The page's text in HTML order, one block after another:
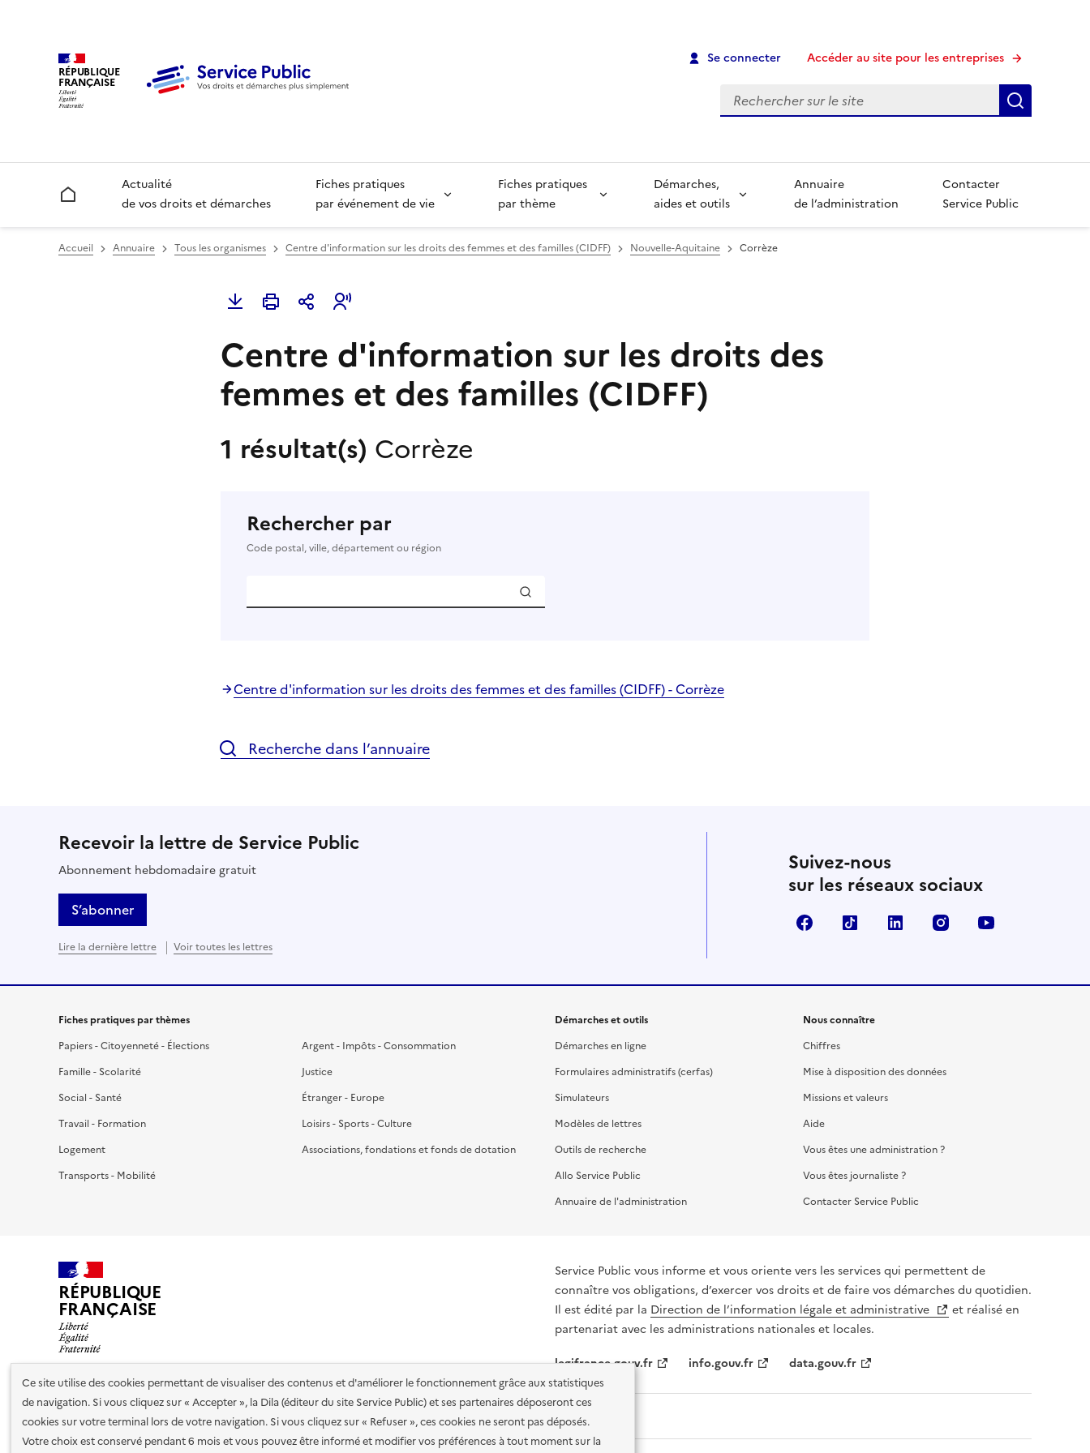
Ce site utilise des cookies permettant de visualiser des contenus et d'améliorer le fonctionnement grâce aux statistiques
de navigation. Si vous cliquez sur « Accepter », la Dila (éditeur du site Service Public) et ses partenaires déposeront ces
cookies sur votre terminal lors de votre navigation. Si vous cliquez sur « Refuser », ces cookies ne seront pas déposés.
Votre choix est conservé pendant 6 mois et vous pouvez être informé et modifier vos préférences à tout moment sur la
RÉPUBLIQUE
FRANÇAISE
Se connecter Accéder au site pour les entreprises
Recherche
Accueil
Actualité
de vos droits et démarches
Fiches pratiques
par événement de vie
Fiches pratiques
par thème
Démarches,
aides et outils
Annuaire
de l’administration
Contacter
Service Public
Accueil Annuaire Tous les organismes Centre d'information sur les droits des femmes et des familles (CIDFF) Nouvelle-Aquitaine Corrèze
Centre d'information sur les droits des
femmes et des familles (CIDFF)
1 résultat(s) Corrèze
Rechercher par
Code postal, ville, département ou région
Centre d'information sur les droits des femmes et des familles (CIDFF) - Corrèze
Recherche dans l’annuaire
Recevoir la lettre de Service Public
Abonnement hebdomadaire gratuit
S’abonner
Lire la dernière lettre Voir toutes les lettres
Suivez-nous
sur les réseaux sociaux
FacebookTikTok LinkedIn Instagram
Fiches pratiques par thèmes
Papiers - Citoyenneté - Élections
Famille - Scolarité
Social - Santé
Travail - Formation
Logement
Transports - Mobilité
Argent - Impôts - Consommation
Justice
Étranger - Europe
Loisirs - Sports - Culture
Associations, fondations et fonds de dotation
Démarches et outils
Démarches en ligne
Formulaires administratifs (cerfas)
Simulateurs
Modèles de lettres
Outils de recherche
Allo Service Public
Annuaire de l'administration
Nous connaître
Chiffres
Mise à disposition des données
Missions et valeurs
Aide
Vous êtes une administration ?
Vous êtes journaliste ?
Contacter Service Public
RÉPUBLIQUE
FRANÇAISE
Service Public vous informe et vous oriente vers les services qui permettent de
connaître vos obligations, d’exercer vos droits et de faire vos démarches du quotidien.
Il est édité par la Direction de l’information légale et administrative
et réalisé en
partenariat avec les administrations nationales et locales.
legifrance.gouv.fr
info.gouv.fr data.gouv.fr
Nos partenaires